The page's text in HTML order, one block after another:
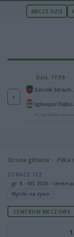
MECZE DZIŚ
‹
65
25
Dziś, 17:30
Igloopol
IV liga podkarpacka
Strona główna Piłka
ZOBACZ TEŻ
gr. K - MŚ 2026 -
Wyniki na żywo
CENTRUM MECZOWE